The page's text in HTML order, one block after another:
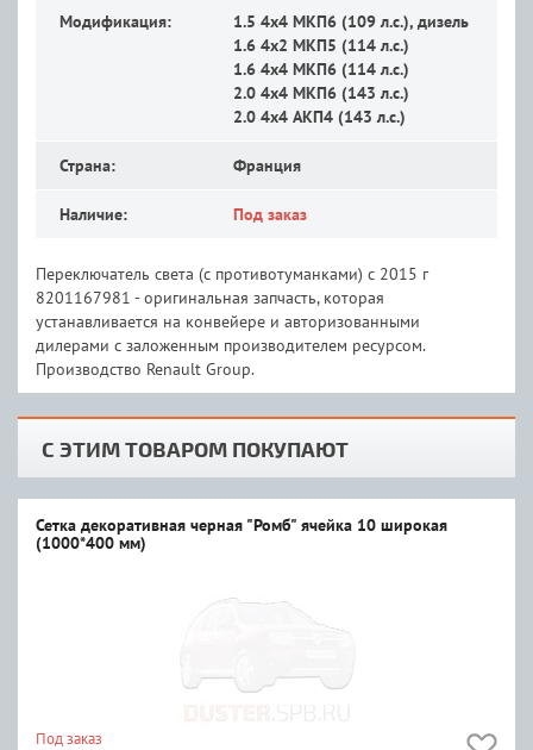
Модификация:
1.5 4x4 MКП6 (109 л.с.), дизель
1.6 4x2 MКП5 (114 л.с.)
1.6 4x4 MКП6 (114 л.с.)
2.0 4x4 MКП6 (143 л.с.)
2.0 4x4 АКП4 (143 л.с.)
Страна: Франция
Наличие: Под заказ
Переключатель света (с противотуманками) с 2015 г
8201167981 - оригинальная запчасть, которая
устанавливается на конвейере и авторизованными
дилерами с заложенным производителем ресурсом.
Производство Renault Group.
С ЭТИМ ТОВАРОМ ПОКУПАЮТ
Сетка декоративная черная "Ромб" ячейка 10 широкая
(1000*400 мм)
Под заказ